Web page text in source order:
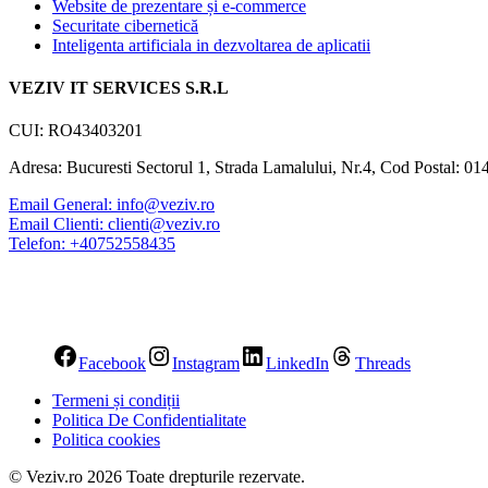
Website de prezentare și e-commerce
Securitate cibernetică
Inteligenta artificiala in dezvoltarea de aplicatii
VEZIV IT SERVICES S.R.L
CUI: RO43403201
Adresa: Bucuresti Sectorul 1, Strada Lamalului, Nr.4, Cod Postal:
Email General: info@veziv.ro
Email Clienti: clienti@veziv.ro
Telefon: +40752558435
Facebook Instagram LinkedIn
Threads
Termeni și condiții
Politica De Confidentialitate​
Politica cookies
© Veziv.ro 2026 Toate drepturile rezervate.